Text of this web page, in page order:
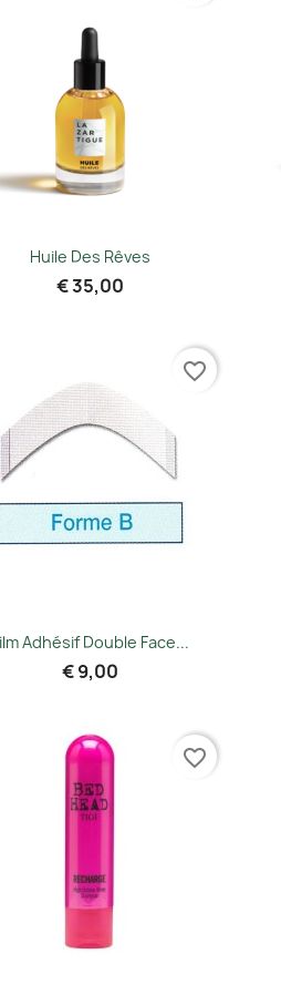
Snel bekijken
Huile Des Rêves
€ 35,00
Snel bekijken
Adhésif Double Face...
€ 9,00
favorite_border
favorite_border